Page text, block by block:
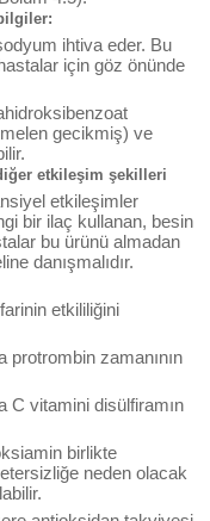
ihtiva eder. Bu
için göz önünde
gecikmiş) ve
etkileşim şekilleri
etkileşimler
bir ilaç kullanan, besin
bu ürünü almadan
danışmalıdır.
etkililiğini
protrombin zamanının
C vitamini disülfiramın
birlikte
neden olacak